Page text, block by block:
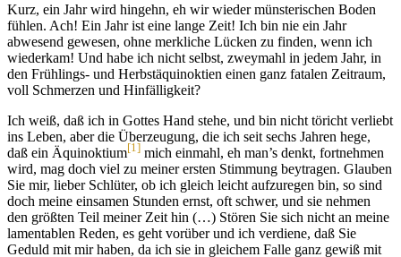
Kurz, ein Jahr wird hingehn, eh wir wieder münsterischen Boden
fühlen. Ach! Ein Jahr ist eine lange Zeit! Ich bin nie ein Jahr
abwesend gewesen, ohne merkliche Lücken zu finden, wenn ich
wiederkam! Und habe ich nicht selbst, zweymahl in jedem Jahr, in
den Frühlings- und Herbstäquinoktien einen ganz fatalen Zeitraum,
voll Schmerzen und Hinfälligkeit?
Ich weiß, daß ich in Gottes Hand stehe, und bin nicht töricht verliebt
ins Leben, aber die Überzeugung, die ich seit sechs Jahren hege,
daß ein Äquinoktium[1] mich einmahl, eh man’s denkt, fortnehmen
wird, mag doch viel zu meiner ersten Stimmung beytragen. Glauben
Sie mir, lieber Schlüter, ob ich gleich leicht aufzuregen bin, so sind
doch meine einsamen Stunden ernst, oft schwer, und sie nehmen
den größten Teil meiner Zeit hin (…) Stören Sie sich nicht an meine
lamentablen Reden, es geht vorüber und ich verdiene, daß Sie
Geduld mit mir haben, da ich sie in gleichem Falle ganz gewiß mit